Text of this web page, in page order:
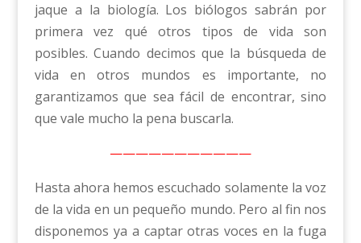
jaque a la biología. Los biólogos sabrán por
primera vez qué otros tipos de vida son
posibles. Cuando decimos que la búsqueda de
vida en otros mundos es importante, no
garantizamos que sea fácil de encontrar, sino
que vale mucho la pena buscarla.
———————————
Hasta ahora hemos escuchado solamente la voz
de la vida en un pequeño mundo. Pero al fin nos
disponemos ya a captar otras voces en la fuga